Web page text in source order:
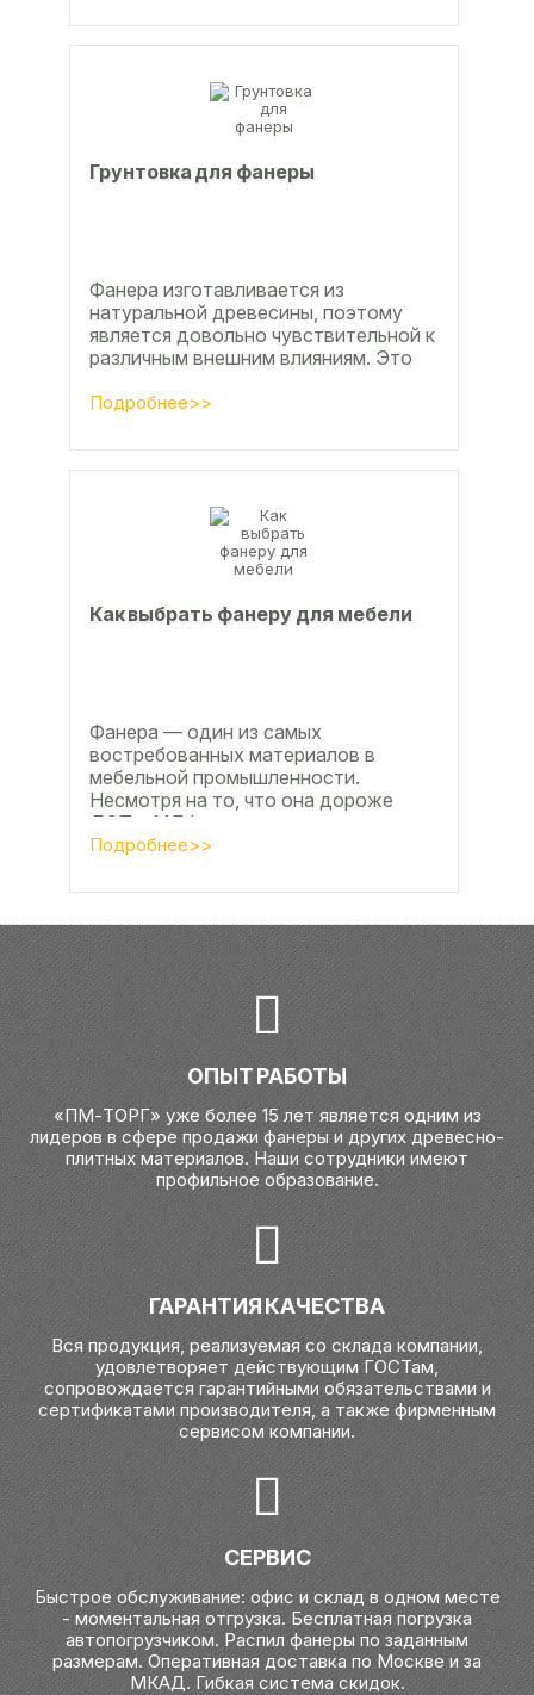
Грунтовка для фанеры
Фанера изготавливается из
натуральной древесины, поэтому
является довольно чувствительной к
различным внешним влияниям. Это
расширении, растрескивании,...
Подробнее>>
Как выбрать фанеру для мебели
Фанера — один из самых
востребованных материалов в
мебельной промышленности.
Несмотря на то, что она дороже
ДСП и МДФ , ее очень часто
используют для изготовления...
Подробнее>>
ОПЫТ РАБОТЫ
«ПМ-ТОРГ» уже более 15 лет является одним из
лидеров в сфере продажи фанеры и других древесно-
плитных материалов. Наши сотрудники имеют
профильное образование.
ГАРАНТИЯ КАЧЕСТВА
Вся продукция, реализуемая со склада компании,
удовлетворяет действующим ГОСТам,
сопровождается гарантийными обязательствами и
сертификатами производителя, а также фирменным
сервисом компании.
СЕРВИС
Быстрое обслуживание: офис и склад в одном месте
- моментальная отгрузка. Бесплатная погрузка
автопогрузчиком. Распил фанеры по заданным
размерам. Оперативная доставка по Москве и за
МКАД. Гибкая система скидок.